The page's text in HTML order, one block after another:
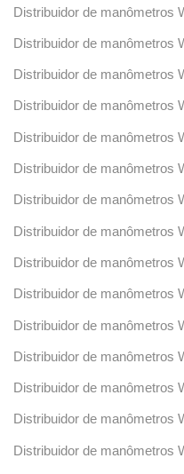
Distribuidor de manômetros
Distribuidor de manômetros
Distribuidor de manômetros
Distribuidor de manômetros
Distribuidor de manômetros
Distribuidor de manômetros
Distribuidor de manômetros
Distribuidor de manômetros
Distribuidor de manômetros
Distribuidor de manômetros
Distribuidor de manômetros
Distribuidor de manômetros
Distribuidor de manômetros
Distribuidor de manômetros
Distribuidor de manômetros